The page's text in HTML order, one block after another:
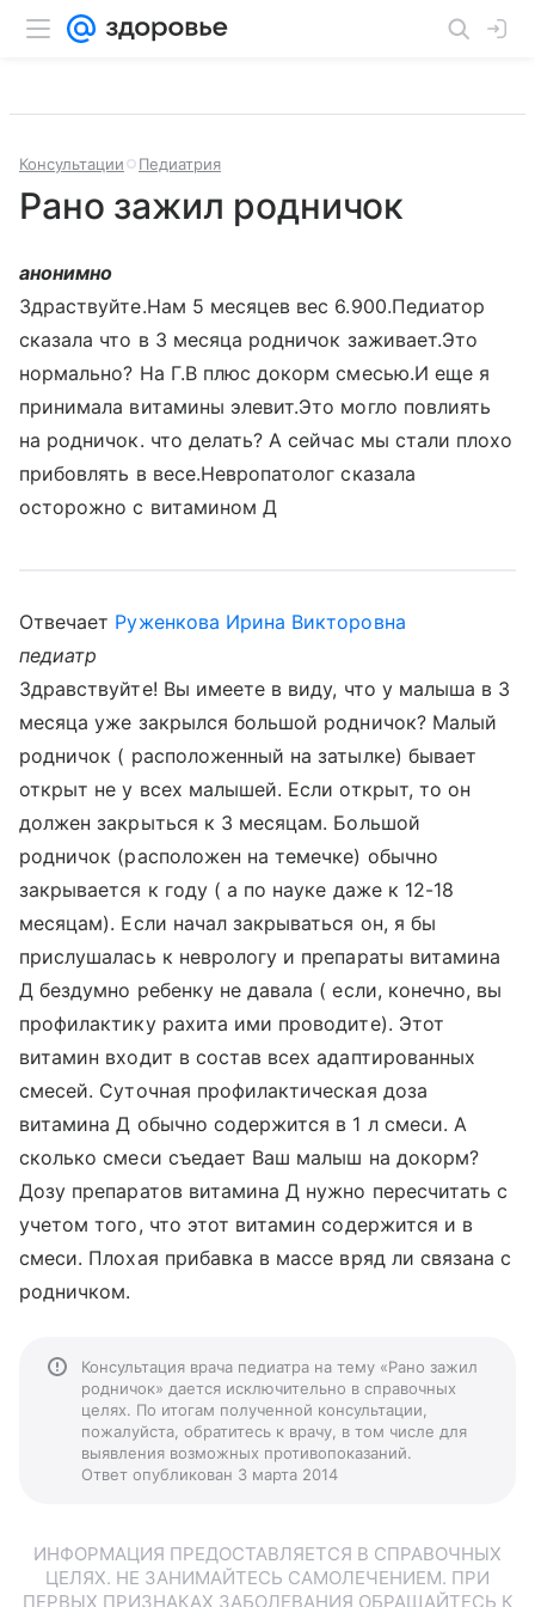
Консультации Педиатрия
Рано зажил родничок
анонимно
Здраствуйте.Нам 5 месяцев вес 6.900.Педиатор
сказала что в 3 месяца родничок заживает.Это
нормально? На Г.В плюс докорм смесью.И еще я
принимала витамины элевит.Это могло повлиять
на родничок. что делать? А сейчас мы стали плохо
прибовлять в весе.Невропатолог сказала
осторожно с витамином Д
Отвечает Руженкова Ирина Викторовна
педиатр
Здравствуйте! Вы имеете в виду, что у малыша в 3
месяца уже закрылся большой родничок? Малый
родничок ( расположенный на затылке) бывает
открыт не у всех малышей. Если открыт, то он
должен закрыться к 3 месяцам. Большой
родничок (расположен на темечке) обычно
закрывается к году ( а по науке даже к 12-18
месяцам). Если начал закрываться он, я бы
прислушалась к неврологу и препараты витамина
Д бездумно ребенку не давала ( если, конечно, вы
профилактику рахита ими проводите). Этот
витамин входит в состав всех адаптированных
смесей. Суточная профилактическая доза
витамина Д обычно содержится в 1 л смеси. А
сколько смеси съедает Ваш малыш на докорм?
Дозу препаратов витамина Д нужно пересчитать с
учетом того, что этот витамин содержится и в
смеси. Плохая прибавка в массе вряд ли связана с
родничком.
Консультация врача педиатра на тему «Рано зажил
родничок» дается исключительно в справочных
целях. По итогам полученной консультации,
пожалуйста, обратитесь к врачу, в том числе для
выявления возможных противопоказаний.
Ответ опубликован 3 марта 2014
ИНФОРМАЦИЯ ПРЕДОСТАВЛЯЕТСЯ В СПРАВОЧНЫХ
ЦЕЛЯХ. НЕ ЗАНИМАЙТЕСЬ САМОЛЕЧЕНИЕМ. ПРИ
ПЕРВЫХ ПРИЗНАКАХ ЗАБОЛЕВАНИЯ ОБРАЩАЙТЕСЬ К